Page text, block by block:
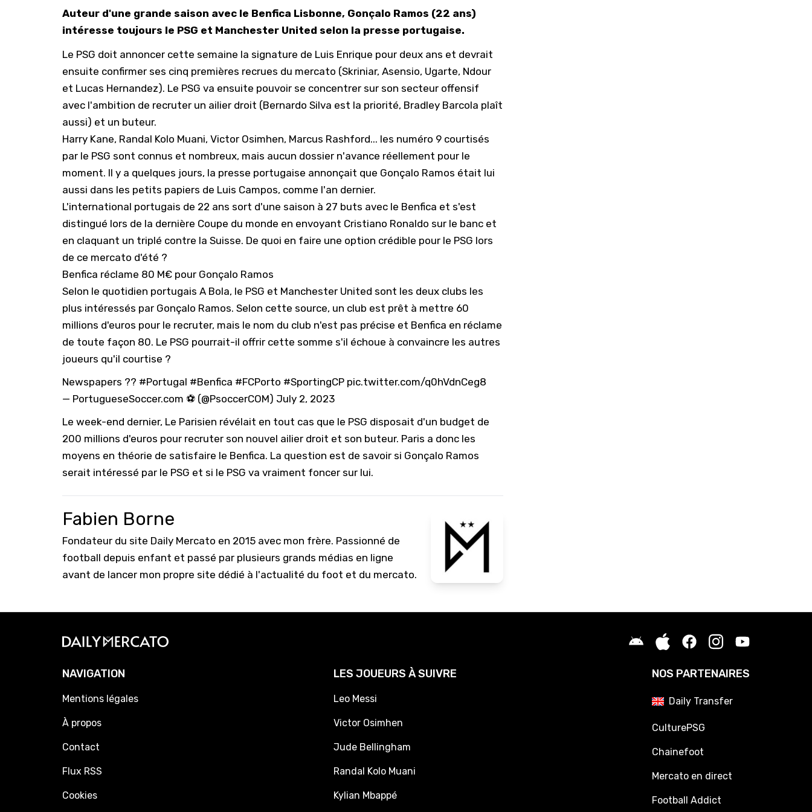
Auteur d'une grande saison avec le Benfica Lisbonne, Gonçalo Ramos (22 ans)
intéresse toujours le PSG et Manchester United selon la presse portugaise.
Le PSG doit annoncer cette semaine la signature de Luis Enrique pour deux ans et devrait
ensuite confirmer ses cinq premières recrues du mercato (Skriniar, Asensio, Ugarte, Ndour
et Lucas Hernandez). Le PSG va ensuite pouvoir se concentrer sur son secteur offensif
avec l'ambition de recruter un ailier droit (Bernardo Silva est la priorité, Bradley Barcola plaît
aussi) et un buteur.
Harry Kane, Randal Kolo Muani, Victor Osimhen, Marcus Rashford... les numéro 9 courtisés
par le PSG sont connus et nombreux, mais aucun dossier n'avance réellement pour le
moment. Il y a quelques jours, la presse portugaise annonçait que Gonçalo Ramos était lui
aussi dans les petits papiers de Luis Campos, comme l'an dernier.
L'international portugais de 22 ans sort d'une saison à 27 buts avec le Benfica et s'est
distingué lors de la dernière Coupe du monde en envoyant Cristiano Ronaldo sur le banc et
en claquant un triplé contre la Suisse. De quoi en faire une option crédible pour le PSG lors
de ce mercato d'été ?
Benfica réclame 80 M€ pour Gonçalo Ramos
Selon le quotidien portugais A Bola, le PSG et Manchester United sont les deux clubs les
plus intéressés par Gonçalo Ramos. Selon cette source, un club est prêt à mettre 60
millions d'euros pour le recruter, mais le nom du club n'est pas précise et Benfica en réclame
de toute façon 80. Le PSG pourrait-il offrir cette somme s'il échoue à convaincre les autres
joueurs qu'il courtise ?
Newspapers ?? #Portugal #Benfica #FCPorto #SportingCP pic.twitter.com/q0hVdnCeg8
— PortugueseSoccer.com ⚽️ (@PsoccerCOM) July 2, 2023
Le week-end dernier, Le Parisien révélait en tout cas que le PSG disposait d'un budget de
200 millions d'euros pour recruter son nouvel ailier droit et son buteur. Paris a donc les
moyens en théorie de satisfaire le Benfica. La question est de savoir si Gonçalo Ramos
serait intéressé par le PSG et si le PSG va vraiment foncer sur lui.
Fabien Borne
Fondateur du site Daily Mercato en 2015 avec mon frère. Passionné de
football depuis enfant et passé par plusieurs grands médias en ligne
avant de lancer mon propre site dédié à l'actualité du foot et du mercato.
NAVIGATION
Mentions légales
À propos
Contact
Flux RSS
Cookies
LES JOUEURS À SUIVRE
Leo Messi
Victor Osimhen
Jude Bellingham
Randal Kolo Muani
Kylian Mbappé
NOS PARTENAIRES
Daily Transfer
CulturePSG
Chainefoot
Mercato en direct
Football Addict